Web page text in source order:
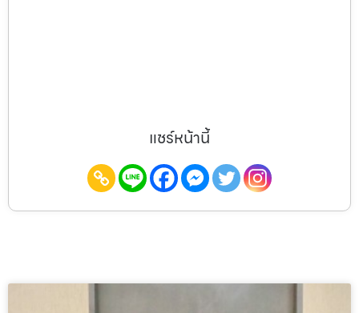
แชร์หน้านี้